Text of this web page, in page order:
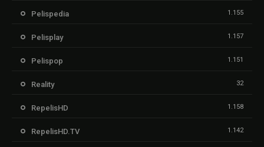
Pelispedia 1.155
Pelisplay 1.157
Pelispop 1.151
Reality 32
RepelisHD 1.158
RepelisHD.TV 1.142